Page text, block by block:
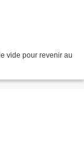
vide pour revenir au